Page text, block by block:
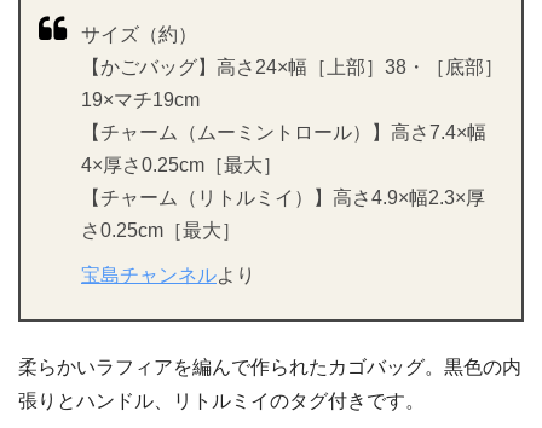
サイズ（約）
【かごバッグ】高さ24×幅［上部］38・［底部］
19×マチ19cm
【チャーム（ムーミントロール）】高さ7.4×幅
4×厚さ0.25cm［最大］
【チャーム（リトルミイ）】高さ4.9×幅2.3×厚
さ0.25cm［最大］
宝島チャンネルより
柔らかいラフィアを編んで作られたカゴバッグ。黒色の内
張りとハンドル、リトルミイのタグ付きです。